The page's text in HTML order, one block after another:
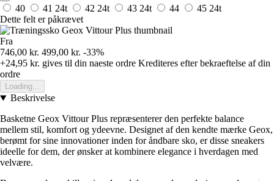
40 41 24t 42 24t 43 24t 44 45 24t
Dette felt er påkrævet
Fra
746,00 kr. 499,00 kr. -33%
+24,95 kr. gives til din naeste ordre Krediteres efter bekraeftelse af din
ordre
Loading...
Beskrivelse
Basketne Geox Vittour Plus repræsenterer den perfekte balance
mellem stil, komfort og ydeevne. Designet af den kendte mærke Geox,
berømt for sine innovationer inden for åndbare sko, er disse sneakers
ideelle for dem, der ønsker at kombinere elegance i hverdagen med
velvære.